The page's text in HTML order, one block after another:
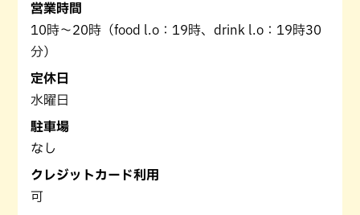
営業時間
10時～20時（food l.o：19時、drink l.o：19時30
分）
定休日
水曜日
駐車場
なし
クレジットカード利用
可